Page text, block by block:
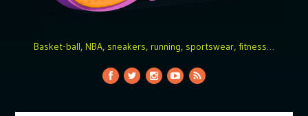
Basket-ball, NBA, sneakers, running, sportswear, fitness…